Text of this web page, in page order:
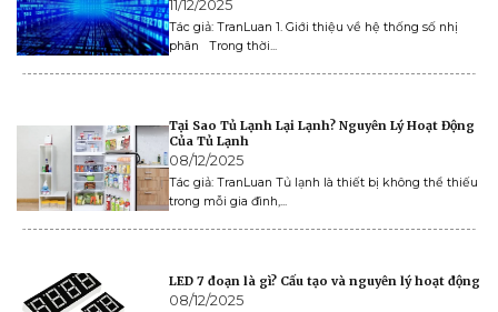
11/12/2025
Tác giả: TranLuan 1. Giới thiệu về hệ thống số nhị
phân Trong thời...
Tại Sao Tủ Lạnh Lại Lạnh? Nguyên Lý Hoạt Động
Của Tủ Lạnh
08/12/2025
Tác giả: TranLuan Tủ lạnh là thiết bị không thể thiếu
trong mỗi gia đình,...
LED 7 đoạn là gì? Cấu tạo và nguyên lý hoạt động
08/12/2025